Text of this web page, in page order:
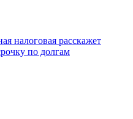
налоговая расскажет
по долгам